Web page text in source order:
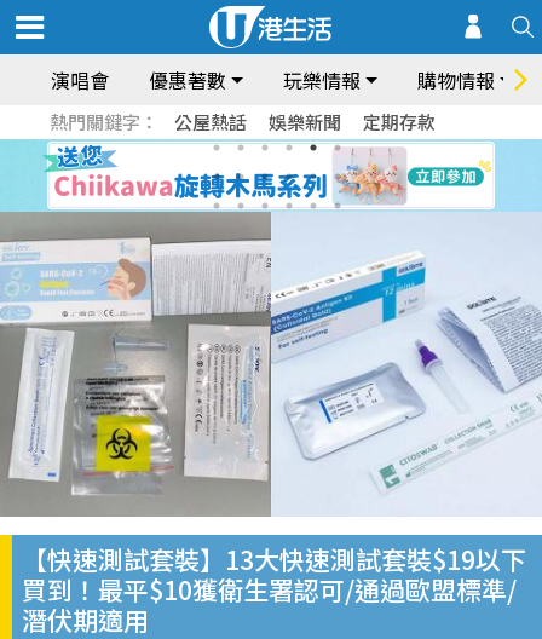
演唱會 優惠著數 玩樂情報 購物情報
熱門關鍵字： 公屋熱話 娛樂新聞 定期存款
【快速測試套裝】13大快速測試套裝$19以下
買到！最平$10獲衛生署認可/通過歐盟標準/
潛伏期適用